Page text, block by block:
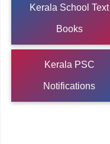
Kerala School Text
Books
Kerala PSC
Notifications